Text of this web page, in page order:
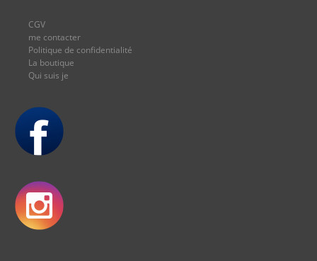
CGV
me contacter
Politique de confidentialité
La boutique
Qui suis je